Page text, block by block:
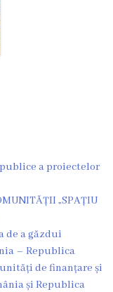
a proiectelor
„SPAȚIU
de a găzdui
– Republica
de finanțare și
și Republica